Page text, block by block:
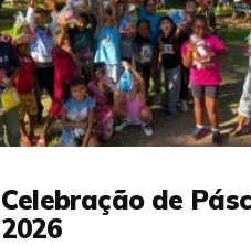
Celebração de
2026